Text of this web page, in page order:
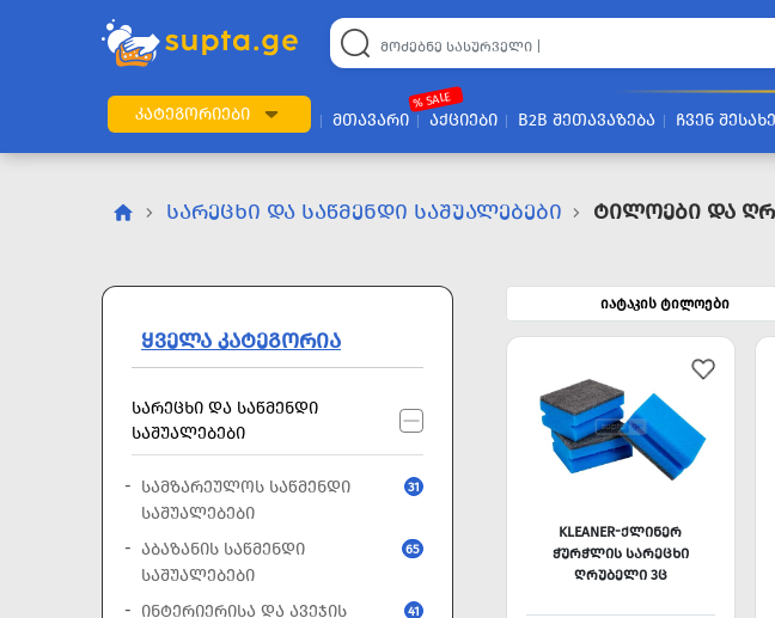
ᲙᲐᲢᲔᲒᲝᲠᲘᲔᲑᲘ ᲛᲗᲐᲕᲐᲠᲘ ᲐᲥᲪᲘᲔᲑᲘ
% SALE
B2B ᲨᲔᲗᲐᲕᲐᲖᲔᲑᲐ ᲩᲕᲔᲜ
ᲡᲐᲠᲔᲪᲮᲘ ᲓᲐ ᲡᲐᲬᲛᲔᲜᲓᲘ ᲡᲐᲨᲣᲐᲚᲔᲑᲔᲑᲘ Ტილოები Და
ᲧᲕᲔᲚᲐ ᲙᲐᲢᲔᲒᲝᲠᲘᲐ
ᲡᲐᲠᲔᲪᲮᲘ ᲓᲐ ᲡᲐᲬᲛᲔᲜᲓᲘ
ᲡᲐᲨᲣᲐᲚᲔᲑᲔᲑᲘ
ᲡᲐᲛᲖᲐᲠᲔᲣᲚᲝᲡ ᲡᲐᲬᲛᲔᲜᲓᲘ
ᲡᲐᲨᲣᲐᲚᲔᲑᲔᲑᲘ
31
ᲐᲑᲐᲖᲐᲜᲘᲡ ᲡᲐᲬᲛᲔᲜᲓᲘ
ᲡᲐᲨᲣᲐᲚᲔᲑᲔᲑᲘ
65
ᲘᲜᲢᲔᲠᲘᲔᲠᲘᲡᲐ ᲓᲐ ᲐᲕᲔᲯᲘᲡ
41
იატაკის ტილოები
KLEANER-ᲥᲚᲘᲜᲔᲠ
ᲭᲣᲠᲭᲚᲘᲡ ᲡᲐᲠᲔᲪᲮᲘ
ᲦᲠᲣᲑᲔᲚᲘ 3Ც